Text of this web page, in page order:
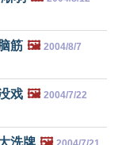
筋 🖼️ 2004/8/7
戏 🖼️ 2004/7/22
洗牌 🖼️